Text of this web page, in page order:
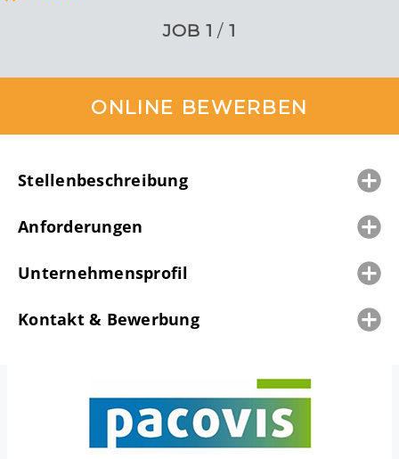
JOB 1 /1
ONLINE BEWERBEN
Stellenbeschreibung
Anforderungen
Unternehmensprofil
Kontakt & Bewerbung